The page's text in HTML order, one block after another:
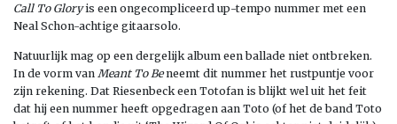
Call To Gloryis een ongecompliceerd up-tempo nummer met een
Neal Schon-achtige gitaarsolo.
Natuurlijk mag op een dergelijk album een ballade niet ontbreken.
In de vorm van Meant To Beneemt dit nummer het rustpuntje voor
zijn rekening. Dat Riesenbeck een Totofan is blijkt wel uit het feit
dat hij een nummer heeft opgedragen aan Toto (of het de band Toto